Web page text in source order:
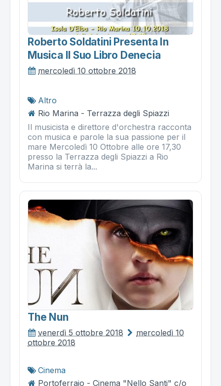
Roberto Soldatini Presenta In
Musica Il Suo Libro Denecia
mercoledì 10 ottobre 2018
Altro
Rio Marina - Terrazza degli Spiazzi
Il musicista e direttore d'orchestra racconta
con musica e parole la sua passione per il
mare Mercoledì 10 Ottobre alle ore 17,30
presso la Terrazza degli Spiazzi a Rio
Marina si terrà la...
The Nun
venerdì 5 ottobre 2018
mercoledì 10
ottobre 2018
Cinema
Portoferraio - Cinema "Nello Santi" c/o